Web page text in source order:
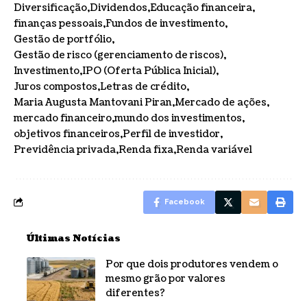
Diversificação Dividendos Educação financeira
finanças pessoais Fundos de investimento
Gestão de portfólio
Gestão de risco (gerenciamento de riscos)
Investimento IPO (Oferta Pública Inicial)
Juros compostos Letras de crédito
Maria Augusta Mantovani Piran Mercado de ações
mercado financeiro mundo dos investimentos
objetivos financeiros Perfil de investidor
Previdência privada Renda fixa Renda variável
Facebook
Últimas Notícias
Por que dois produtores vendem o
mesmo grão por valores
diferentes?